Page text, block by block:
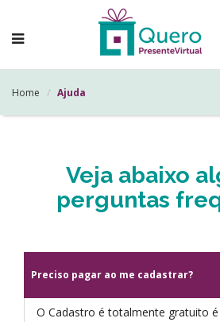
Home Ajuda
Veja abaixo
perguntas
Preciso pagar ao me cadastrar?
O Cadastro é totalmente gratuito